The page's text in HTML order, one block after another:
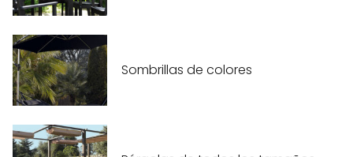
Sombrillas de colores